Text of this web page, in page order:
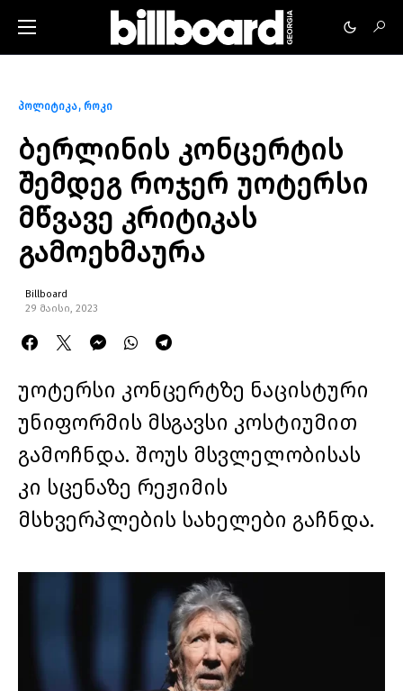
პოლიტიკა როკი
ბერლინის კონცერტის
შემდეგ როჯერ უოტერსი
მწვავე კრიტიკას
გამოეხმაურა
Billboard
29 მაისი, 2023
უოტერსი კონცერტზე ნაცისტური
უნიფორმის მსგავსი კოსტიუმით
გამოჩნდა. შოუს მსვლელობისას
კი სცენაზე რეჟიმის
მსხვერპლების სახელები გაჩნდა.